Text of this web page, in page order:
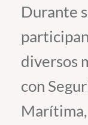
Pregrado
Postgrado
Formación
Durante
diversos
con